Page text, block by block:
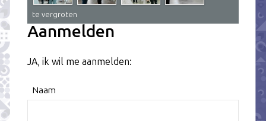
te vergroten
Aanmelden
JA, ik wil me aanmelden:
Naam